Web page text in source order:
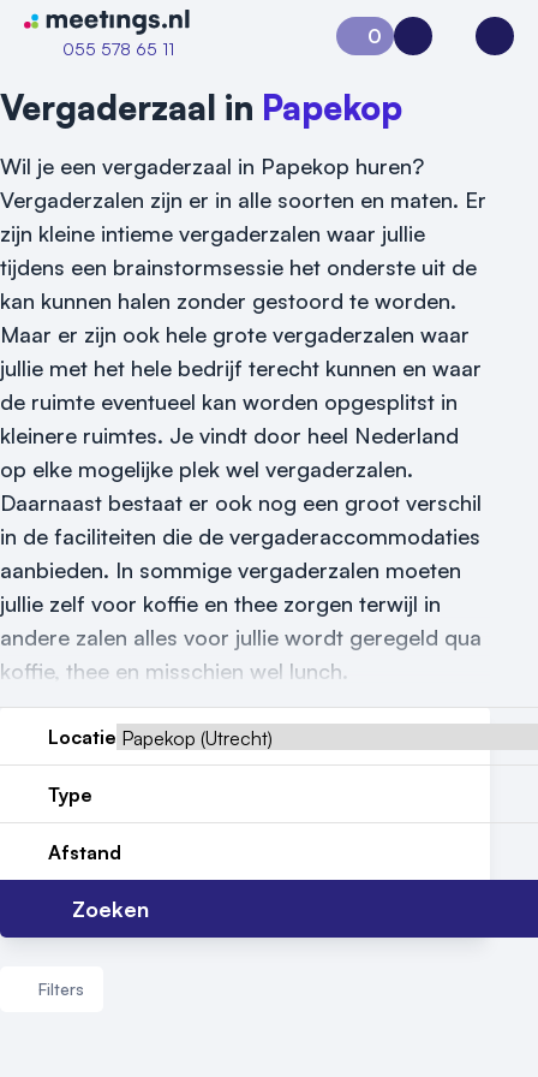
Naar home van Meetings
055 578 65 11
Vraag locatie aan
Locatiegids
Meld locatie aan
Nieuws
Reviews (5⭐️)
Contact
0
Aanvraag 0Inloggen
Vergaderzaal in Papekop
Wil je een vergaderzaal in Papekop huren?
Vergaderzalen zijn er in alle soorten en maten. Er
zijn kleine intieme vergaderzalen waar jullie
tijdens een brainstormsessie het onderste uit de
kan kunnen halen zonder gestoord te worden.
Maar er zijn ook hele grote vergaderzalen waar
jullie met het hele bedrijf terecht kunnen en waar
de ruimte eventueel kan worden opgesplitst in
kleinere ruimtes. Je vindt door heel Nederland
op elke mogelijke plek wel vergaderzalen.
Daarnaast bestaat er ook nog een groot verschil
in de faciliteiten die de vergaderaccommodaties
aanbieden. In sommige vergaderzalen moeten
jullie zelf voor koffie en thee zorgen terwijl in
andere zalen alles voor jullie wordt geregeld qua
koffie, thee en misschien wel lunch.
Locatie
Type
Afstand
Zoeken
Filters